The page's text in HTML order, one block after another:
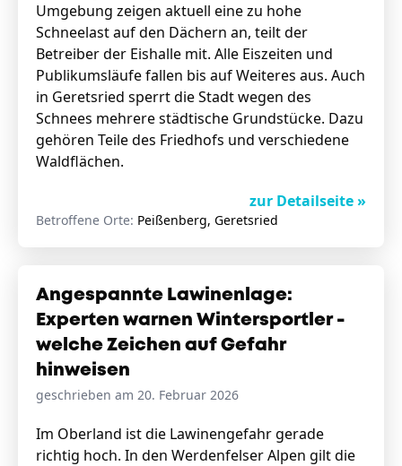
Umgebung zeigen aktuell eine zu hohe
Schneelast auf den Dächern an, teilt der
Betreiber der Eishalle mit. Alle Eiszeiten und
Publikumsläufe fallen bis auf Weiteres aus. Auch
in Geretsried sperrt die Stadt wegen des
Schnees mehrere städtische Grundstücke. Dazu
gehören Teile des Friedhofs und verschiedene
Waldflächen.
zur Detailseite »
Betroffene Orte: Peißenberg, Geretsried
Angespannte Lawinenlage:
Experten warnen Wintersportler -
welche Zeichen auf Gefahr
hinweisen
geschrieben am 20. Februar 2026
Im Oberland ist die Lawinengefahr gerade
richtig hoch. In den Werdenfelser Alpen gilt die